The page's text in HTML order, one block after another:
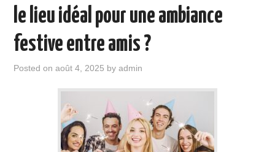
le lieu idéal pour une ambiance
festive entre amis ?
Posted onaoût 4, 2025 byadmin